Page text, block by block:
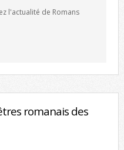
l'actualité de Romans
romanais des